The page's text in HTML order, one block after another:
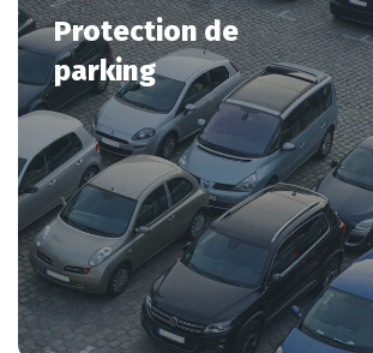
Protectionde
parking